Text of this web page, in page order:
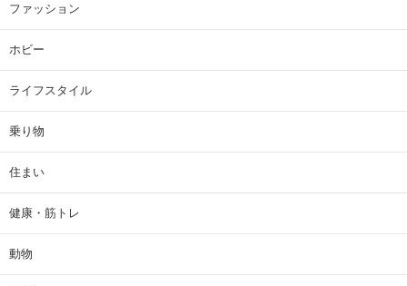
ファッション
ホビー
ライフスタイル
乗り物
住まい
健康・筋トレ
動物